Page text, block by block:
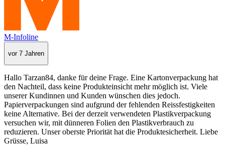
M-Infoline
vor 7 Jahren
Hallo Tarzan84, danke für deine Frage. Eine Kartonverpackung hat
den Nachteil, dass keine Produkteinsicht mehr möglich ist. Viele
unserer Kundinnen und Kunden wünschen dies jedoch.
Papierverpackungen sind aufgrund der fehlenden Reissfestigkeiten
keine Alternative. Bei der derzeit verwendeten Plastikverpackung
versuchen wir, mit dünneren Folien den Plastikverbrauch zu
reduzieren. Unser oberste Priorität hat die Produktesicherheit. Liebe
Grüsse, Luisa